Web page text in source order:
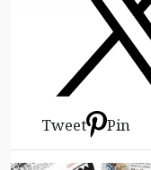
Tweet Pin